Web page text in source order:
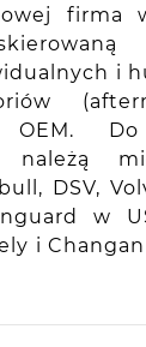
firma
i
OEM. Do
należą
DSV,
w
i